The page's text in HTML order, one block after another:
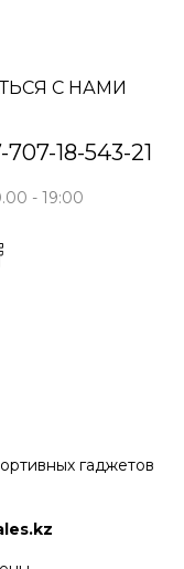
гаджетов
С НАМИ
707-18-543-21
- 19:00